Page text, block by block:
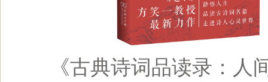
《古典诗词品读录：